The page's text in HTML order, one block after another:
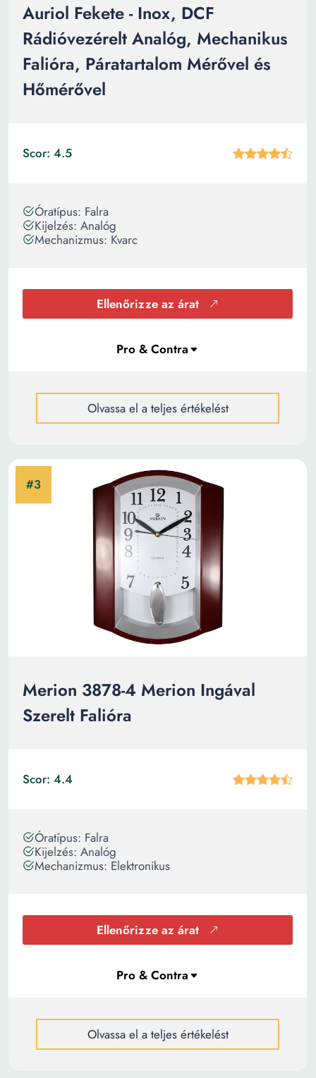
Auriol Fekete - Inox, DCF
Rádióvezérelt Analóg, Mechanikus
Falióra, Páratartalom Mérővel és
Hőmérővel
Scor: 4.5
Óratípus: Falra
Kijelzés: Analóg
Mechanizmus: Kvarc
Ellenőrizze az árat
Olvassa el a teljes értékelést
Merion 3878-4 Merion Ingával
Szerelt Falióra
Scor: 4.4
Óratípus: Falra
Kijelzés: Analóg
Mechanizmus: Elektronikus
Ellenőrizze az árat
Olvassa el a teljes értékelést